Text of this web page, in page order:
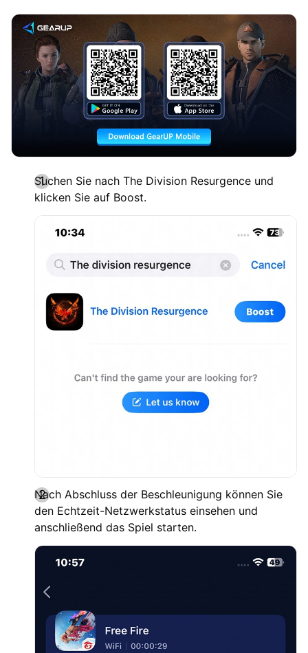
Suchen Sie nach The Division Resurgence und
klicken Sie auf Boost.
Nach Abschluss der Beschleunigung können Sie
den Echtzeit-Netzwerkstatus einsehen und
anschließend das Spiel starten.